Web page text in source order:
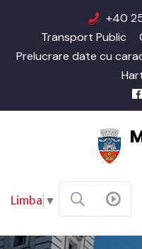
+40
Transport Public
Prelucrare date cu
Limba ▼